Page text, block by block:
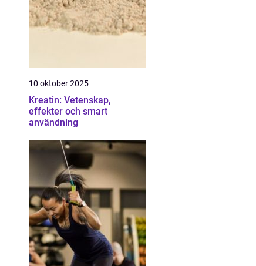
10 oktober 2025
Kreatin: Vetenskap,
effekter och smart
användning